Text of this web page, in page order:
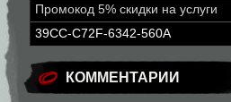
Промокод 5% скидки на услуги
39CC-C72F-6342-560A
КОММЕНТАРИИ